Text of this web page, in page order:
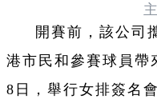
開賽前，該公司
港市民和參賽球員帶
8日，舉行女排簽名